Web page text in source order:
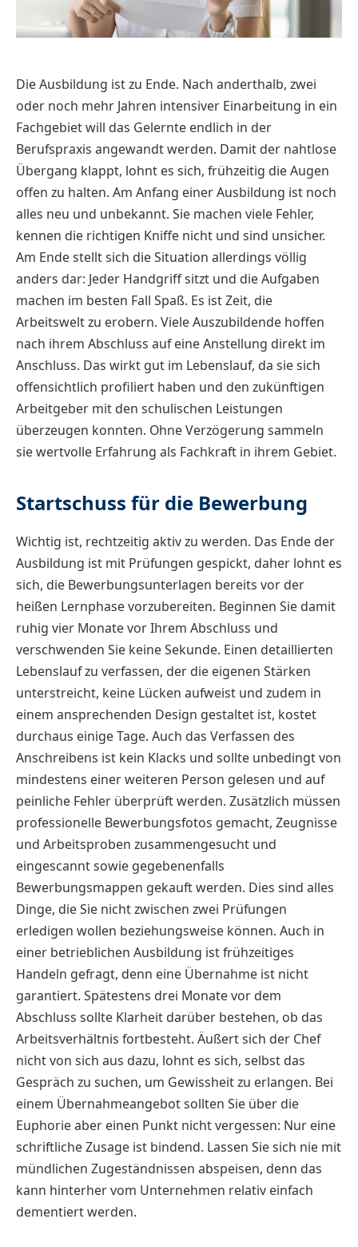
Die Ausbildung ist zu Ende. Nach anderthalb, zwei
oder noch mehr Jahren intensiver Einarbeitung in ein
Fachgebiet will das Gelernte endlich in der
Berufspraxis angewandt werden. Damit der nahtlose
Übergang klappt, lohnt es sich, frühzeitig die Augen
offen zu halten. Am Anfang einer Ausbildung ist noch
alles neu und unbekannt. Sie machen viele Fehler,
kennen die richtigen Kniffe nicht und sind unsicher.
Am Ende stellt sich die Situation allerdings völlig
anders dar: Jeder Handgriff sitzt und die Aufgaben
machen im besten Fall Spaß. Es ist Zeit, die
Arbeitswelt zu erobern. Viele Auszubildende hoffen
nach ihrem Abschluss auf eine Anstellung direkt im
Anschluss. Das wirkt gut im Lebenslauf, da sie sich
offensichtlich profiliert haben und den zukünftigen
Arbeitgeber mit den schulischen Leistungen
überzeugen konnten. Ohne Verzögerung sammeln
sie wertvolle Erfahrung als Fachkraft in ihrem Gebiet.
Startschuss für die Bewerbung
Wichtig ist, rechtzeitig aktiv zu werden. Das Ende der
Ausbildung ist mit Prüfungen gespickt, daher lohnt es
sich, die Bewerbungsunterlagen bereits vor der
heißen Lernphase vorzubereiten. Beginnen Sie damit
ruhig vier Monate vor Ihrem Abschluss und
verschwenden Sie keine Sekunde. Einen detaillierten
Lebenslauf zu verfassen, der die eigenen Stärken
unterstreicht, keine Lücken aufweist und zudem in
einem ansprechenden Design gestaltet ist, kostet
durchaus einige Tage. Auch das Verfassen des
Anschreibens ist kein Klacks und sollte unbedingt von
mindestens einer weiteren Person gelesen und auf
peinliche Fehler überprüft werden. Zusätzlich müssen
professionelle Bewerbungsfotos gemacht, Zeugnisse
und Arbeitsproben zusammengesucht und
eingescannt sowie gegebenenfalls
Bewerbungsmappen gekauft werden. Dies sind alles
Dinge, die Sie nicht zwischen zwei Prüfungen
erledigen wollen beziehungsweise können. Auch in
einer betrieblichen Ausbildung ist frühzeitiges
Handeln gefragt, denn eine Übernahme ist nicht
garantiert. Spätestens drei Monate vor dem
Abschluss sollte Klarheit darüber bestehen, ob das
Arbeitsverhältnis fortbesteht. Äußert sich der Chef
nicht von sich aus dazu, lohnt es sich, selbst das
Gespräch zu suchen, um Gewissheit zu erlangen. Bei
einem Übernahmeangebot sollten Sie über die
Euphorie aber einen Punkt nicht vergessen: Nur eine
schriftliche Zusage ist bindend. Lassen Sie sich nie mit
mündlichen Zugeständnissen abspeisen, denn das
kann hinterher vom Unternehmen relativ einfach
dementiert werden.